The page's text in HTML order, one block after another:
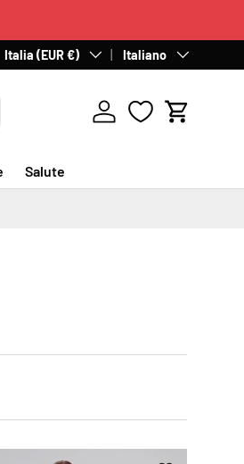
Paese/Regione
Italia (EUR €) LinguaItaliano
Accedi Carrello
Salute